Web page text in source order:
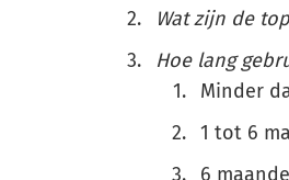
Wat zijn de
Hoe lang
Minder
1 tot 6
6